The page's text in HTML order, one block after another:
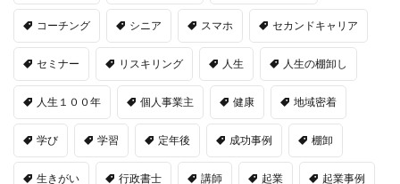
コーチング シニア スマホ セカンドキャリア
セミナー リスキリング 人生 人生の棚卸し
人生１００年 個人事業主 健康 地域密着
学び 学習 定年後 成功事例 棚卸
生きがい 行政書士 講師 起業 起業事例